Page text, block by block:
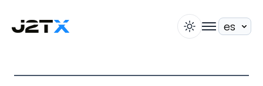
Blog
switch theme
togglenav